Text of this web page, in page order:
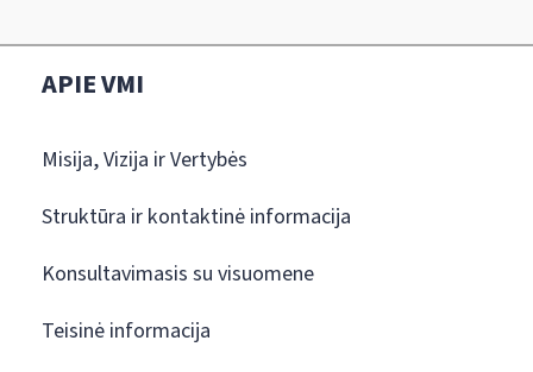
APIE VMI
Misija, Vizija ir Vertybės
Struktūra ir kontaktinė informacija
Konsultavimasis su visuomene
Teisinė informacija